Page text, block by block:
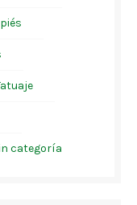
categoría